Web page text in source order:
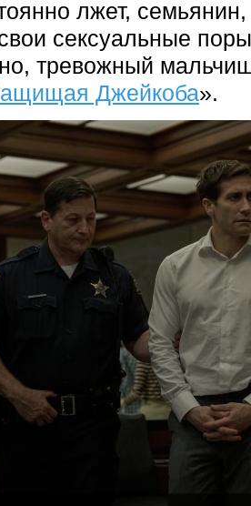
лжет,
сексуальные
тревожный
Джейкоба».